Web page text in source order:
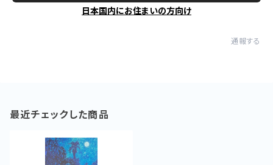
日本国内にお住まいの方向け
通報する
最近チェックした商品